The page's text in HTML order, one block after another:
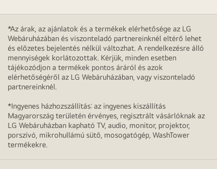
*Az árak, az ajánlatok és a termékek elérhetősége az LG
Webáruházában és viszonteladó partnereinknél eltérő lehet
és előzetes bejelentés nélkül változhat. A rendelkezésre álló
mennyiségek korlátozottak. Kérjük, minden esetben
tájékozódjon a termékek pontos áráról és azok
elérhetőségéről az LG Webáruházában, vagy viszonteladó
partnereinknél.
*Ingyenes házhozszállítás: az ingyenes kiszállítás
Magyarország területén érvényes, regisztrált vásárlóknak az
LG Webáruházban kapható TV, audio, monitor, projektor,
porszívó, mikrohullámú sütő, mosogatógép, WashTower
termékekre.